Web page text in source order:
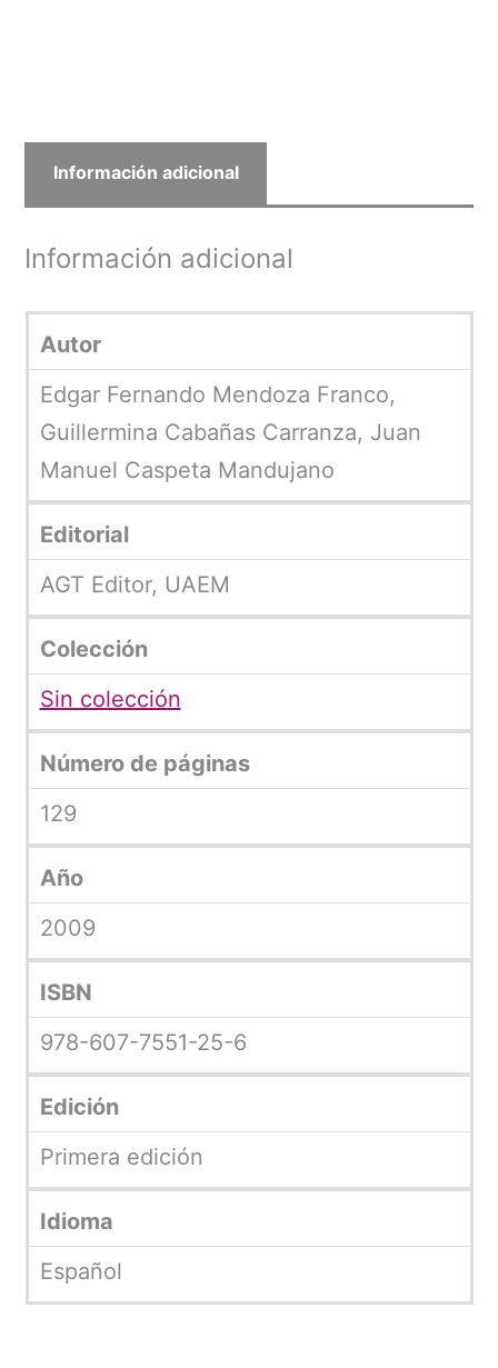
Información adicional
Información adicional
Autor
Edgar Fernando Mendoza Franco,
Guillermina Cabañas Carranza, Juan
Manuel Caspeta Mandujano
Editorial
AGT Editor, UAEM
Colección
Sin colección
Número de páginas
129
Año
2009
ISBN
978-607-7551-25-6
Edición
Primera edición
Idioma
Español